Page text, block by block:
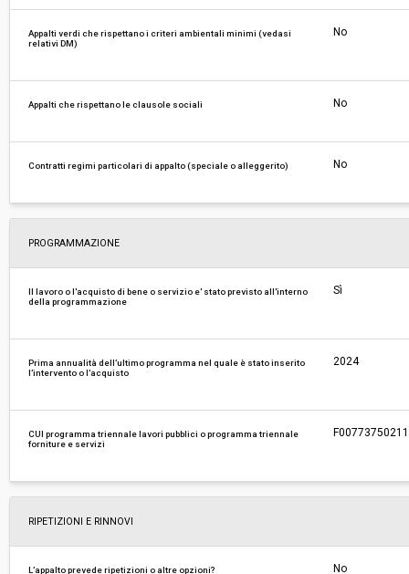
Appalti verdi che rispettano i criteri ambientali minimi (vedasi
relativi DM)
No
Appalti che rispettano le clausole sociali No
Contratti regimi particolari di appalto (speciale o alleggerito) No
PROGRAMMAZIONE
Il lavoro o l'acquisto di bene o servizio e' stato previsto all'interno
della programmazione
Sì
Prima annualità dell’ultimo programma nel quale è stato inserito
l’intervento o l’acquisto
2024
CUI programma triennale lavori pubblici o programma triennale
forniture e servizi
RIPETIZIONI E RINNOVI
L’appalto prevede ripetizioni o altre opzioni? No